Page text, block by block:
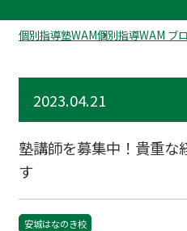
個別指導塾WAM個別指導WAM ブ
2023.04.21
塾講師を募集中！貴重な
す
安城はなのき校